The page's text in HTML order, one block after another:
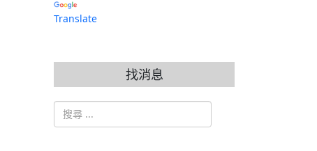
Translate
找消息
搜索